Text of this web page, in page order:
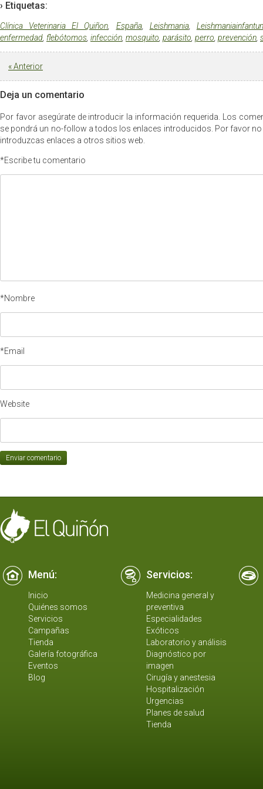
› Etiquetas:
Clínica Veterinaria El Quiñon, España, Leishmania,
enfermedad, flebótomos, infección, mosquito, parásito, perro, prevención,
«Anterior
Deja un comentario
Por favor asegúrate de introducir la información requerida. Los
se pondrá un no-follow a todos los enlaces introducidos. Por favor
introduzcas enlaces a otros sitios web.
*Escribe tu comentario
*Nombre
*Email
Website
Menú: Servicios:
Inicio
Quiénes somos
Servicios
Campañas
Tienda
Galería fotográfica
Eventos
Blog
Medicina general y
preventiva
Especialidades
Exóticos
Laboratorio y análisis
Diagnóstico por
imagen
Cirugía y anestesia
Hospitalización
Urgencias
Planes de salud
Tienda